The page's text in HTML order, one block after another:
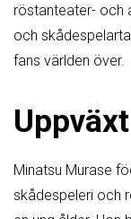
röstanteater- och
och
fans världen över.
Minatsu Murase
skådespeleri och